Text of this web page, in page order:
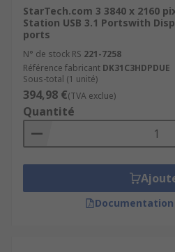
StarTech.com 3 3840 x 2160
Station USB 3.1 Portswith
ports
N° de stock RS 221-7258
Référence fabricant DK31C3HDPDUE
Sous-total (1 unité)
394,98 €(TVA exclue)
Quantité